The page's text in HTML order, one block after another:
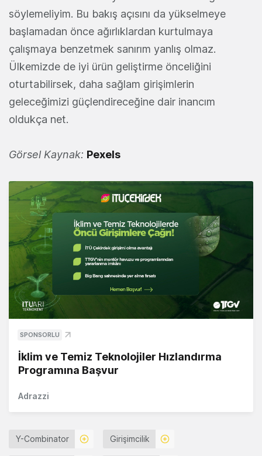
söylemeliyim. Bu bakış açısını da yükselmeye
başlamadan önce ağırlıklardan kurtulmaya
çalışmaya benzetmek sanırım yanlış olmaz.
Ülkemizde de iyi ürün geliştirme önceliğini
oturtabilirsek, daha sağlam girişimlerin
geleceğimizi güçlendireceğine dair inancım
oldukça net.
Görsel Kaynak: Pexels
SPONSORLU
İklim ve Temiz Teknolojiler Hızlandırma
Programına Başvur
Adrazzi
Y-Combinator Girişimcilik